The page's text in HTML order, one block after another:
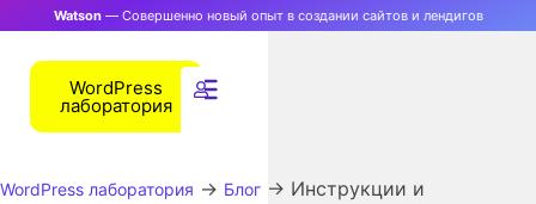
Watson— Совершенно новый опыт в создании сайтов и лендигов
WordPress
лаборатория
WordPress лаборатория → Блог → Инструкции и